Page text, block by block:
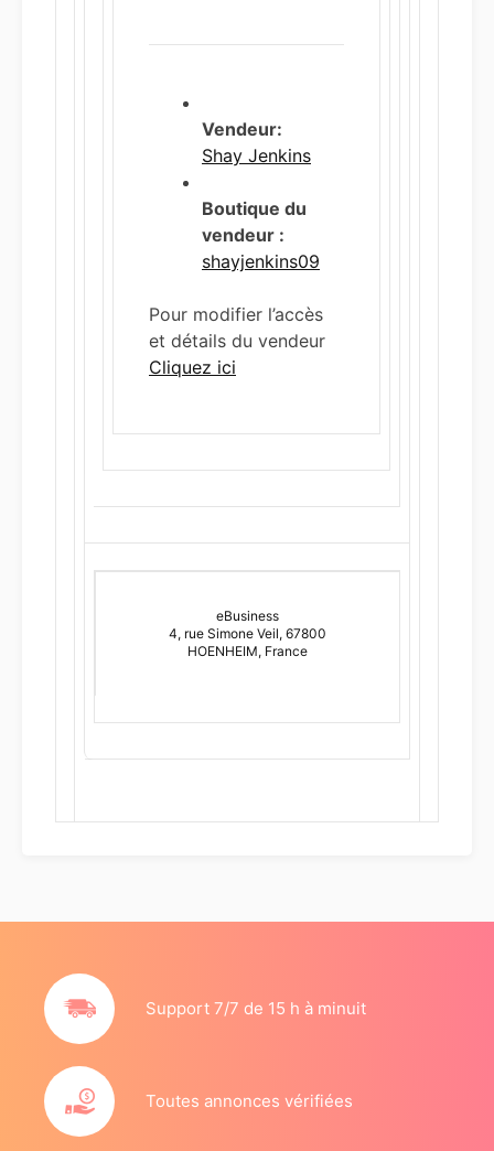
Vendeur:
Shay Jenkins
Boutique du
vendeur :
shayjenkins09
Pour modifier l’accès
et détails du vendeur
Cliquez ici
eBusiness
4, rue Simone Veil, 67800
HOENHEIM, France
Support 7/7 de 15 h à minuit
Toutes annonces vérifiées